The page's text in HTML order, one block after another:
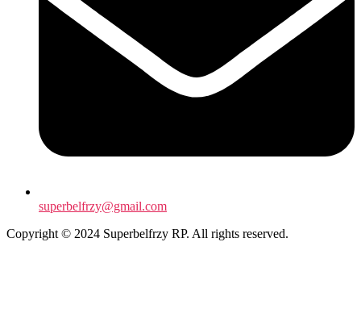
superbelfrzy@gmail.com
Copyright © 2024 Superbelfrzy RP. All rights reserved.